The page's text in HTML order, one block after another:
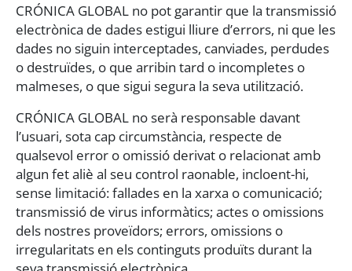
CRÓNICA GLOBAL no pot garantir que la transmissió
electrònica de dades estigui lliure d’errors, ni que les
dades no siguin interceptades, canviades, perdudes
o destruïdes, o que arribin tard o incompletes o
malmeses, o que sigui segura la seva utilització.
CRÓNICA GLOBAL no serà responsable davant
l’usuari, sota cap circumstància, respecte de
qualsevol error o omissió derivat o relacionat amb
algun fet aliè al seu control raonable, incloent-hi,
sense limitació: fallades en la xarxa o comunicació;
transmissió de virus informàtics; actes o omissions
dels nostres proveïdors; errors, omissions o
irregularitats en els continguts produïts durant la